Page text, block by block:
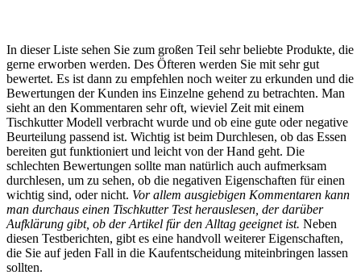
In dieser Liste sehen Sie zum großen Teil sehr beliebte Produkte, die
gerne erworben werden. Des Öfteren werden Sie mit sehr gut
bewertet. Es ist dann zu empfehlen noch weiter zu erkunden und die
Bewertungen der Kunden ins Einzelne gehend zu betrachten. Man
sieht an den Kommentaren sehr oft, wieviel Zeit mit einem
Tischkutter Modell verbracht wurde und ob eine gute oder negative
Beurteilung passend ist. Wichtig ist beim Durchlesen, ob das Essen
bereiten gut funktioniert und leicht von der Hand geht. Die
schlechten Bewertungen sollte man natürlich auch aufmerksam
durchlesen, um zu sehen, ob die negativen Eigenschaften für einen
wichtig sind, oder nicht. Vor allem ausgiebigen Kommentaren kann
man durchaus einen Tischkutter Test herauslesen, der darüber
Aufklärung gibt, ob der Artikel für den Alltag geeignet ist. Neben
diesen Testberichten, gibt es eine handvoll weiterer Eigenschaften,
die Sie auf jeden Fall in die Kaufentscheidung miteinbringen lassen
sollten.